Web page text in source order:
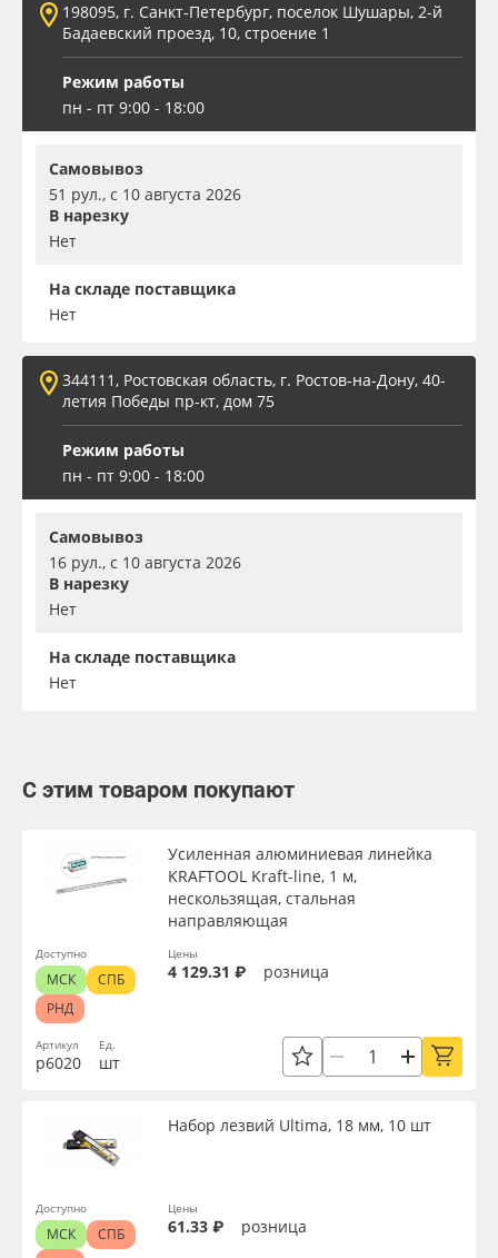
198095, г. Санкт-Петербург, поселок Шушары, 2-й
Бадаевский проезд, 10, строение 1
Режим работы
пн - пт 9:00 - 18:00
Самовывоз
51 рул., с 10 августа 2026
В нарезку
Нет
На складе поставщика
Нет
344111, Ростовская область, г. Ростов-на-Дону, 40-
летия Победы пр-кт, дом 75
Режим работы
пн - пт 9:00 - 18:00
Самовывоз
16 рул., с 10 августа 2026
В нарезку
Нет
На складе поставщика
Нет
С этим товаром покупают
Артикул
р6020
Усиленная алюминиевая линейка
KRAFTOOL Kraft-line, 1 м,
нескользящая, стальная
направляющая
Ед.
шт
Цены
4 129.31 ₽ розница
Доступно
МСК
СПБ
РНД
Набор лезвий Ultima, 18 мм, 10 шт
Цены
61.33 ₽ розница
Доступно
МСК
СПБ